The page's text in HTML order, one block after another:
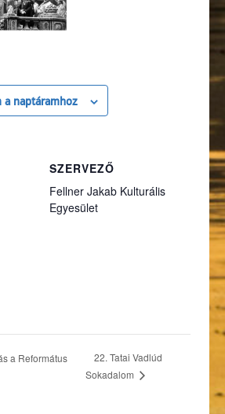
a naptáramhoz
SZERVEZŐ
Fellner Jakab Kulturális
Egyesület
a Református
22. Tatai Vadlúd
Sokadalom